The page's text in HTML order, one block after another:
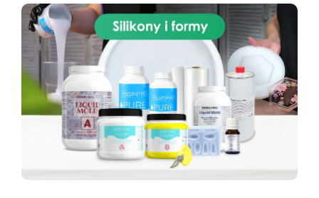
od światła słonecznego. Aby przedłużyć
żywotność formy, stosuj olej silikonowy po
każdym użyciu. Dodatkowe wskazówki:
Zalecana grubość ścianek: Małe formy: co
najmniej 5 mm Duże formy: stosuj ramkę
usztywniającą z gipsu lub żywicy Materiały
kompatybilne: Żywice epoksydowe, poliuretan,
gips, cement, wosk, mydło i inne materiały
stałe. Ograniczenia: Nie nadaje się do form
narażonych na temperatury powyżej +250 °C
oraz na agresywne chemikalia niekompatybilne
z silikonem.